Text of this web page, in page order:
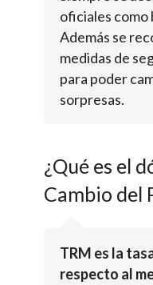
oficiales como
Además se
medidas de
para poder
sorpresas.
¿Qué es el
Cambio del
TRM es la
respecto al